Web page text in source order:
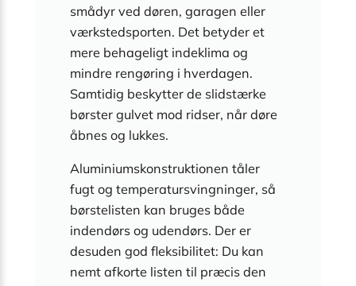
smådyr ved døren, garagen eller
værkstedsporten. Det betyder et
mere behageligt indeklima og
mindre rengøring i hverdagen.
Samtidig beskytter de slidstærke
børster gulvet mod ridser, når døre
åbnes og lukkes.
Aluminiumskonstruktionen tåler
fugt og temperatursvingninger, så
børstelisten kan bruges både
indendørs og udendørs. Der er
desuden god fleksibilitet: Du kan
nemt afkorte listen til præcis den